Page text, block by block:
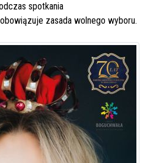
spotkania
zasada wolnego wyboru.